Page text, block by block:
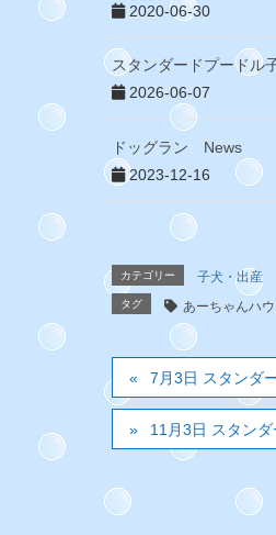
2020-06-30
スタンダードプード
2026-06-07
ドッグラン News
2023-12-16
カテゴリー 子犬・出産
タグ あーちゃんハ
7月3日 スタンダ
11月3日 スタン